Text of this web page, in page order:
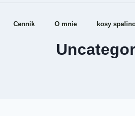
Cennik O mnie kosy